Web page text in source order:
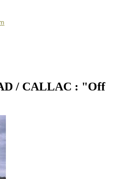
/ CALLAC : "Off